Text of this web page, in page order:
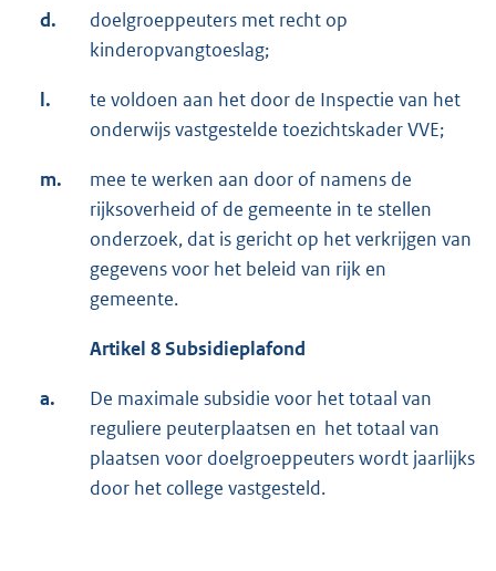
d.
doelgroeppeuters met recht op
kinderopvangtoeslag;
l.
te voldoen aan het door de Inspectie van het
onderwijs vastgestelde toezichtskader VVE;
m.
mee te werken aan door of namens de
rijksoverheid of de gemeente in te stellen
onderzoek, dat is gericht op het verkrijgen van
gegevens voor het beleid van rijk en
gemeente.
Artikel 8 Subsidieplafond
a.
De maximale subsidie voor het totaal van
reguliere peuterplaatsen en het totaal van
plaatsen voor doelgroeppeuters wordt jaarlijks
door het college vastgesteld.